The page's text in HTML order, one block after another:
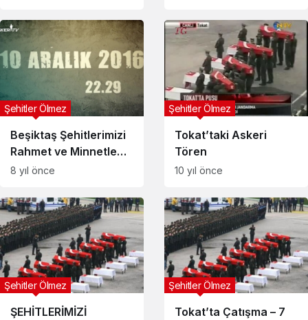
Beşiktaş Şehitlerimizi
Rahmet ve Minnetle
Anıyoruz
Şehitler Ölmez
8 yıl önce
Tokat’taki Askeri
Tören
Şehitler Ölmez
10 yıl önce
ŞEHİTLERİMİZİ
Şehitler Ölmez
Tokat’ta Çatışma – 7
Şehitler Ölmez